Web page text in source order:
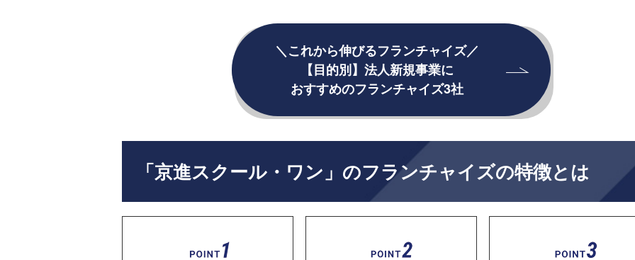
＼これから伸びるフランチャイズ／
【目的別】法人新規事業に
おすすめのフランチャイズ3社
「京進スクール・ワン」のフランチャイズの特徴とは